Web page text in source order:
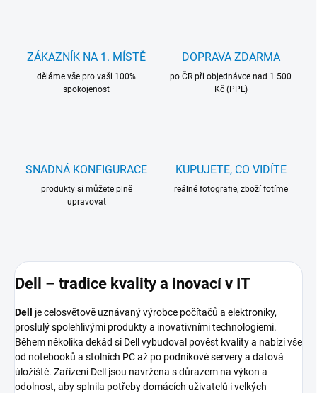
ZÁKAZNÍK NA 1. MÍSTĚ
děláme vše pro vaši 100%
spokojenost
DOPRAVA ZDARMA
po ČR při objednávce nad 1 500
Kč (PPL)
SNADNÁ KONFIGURACE
produkty si můžete plně
upravovat
KUPUJETE, CO VIDÍTE
reálné fotografie, zboží fotíme
Dell – tradice kvality a inovací v IT
Dell
je celosvětově uznávaný výrobce počítačů a elektroniky,
proslulý spolehlivými produkty a inovativními technologiemi.
Během několika dekád si Dell vybudoval pověst kvality a nabízí vše
od notebooků a stolních PC až po podnikové servery a datová
úložiště. Zařízení Dell jsou navržena s důrazem na výkon a
odolnost, aby splnila potřeby domácích uživatelů i velkých